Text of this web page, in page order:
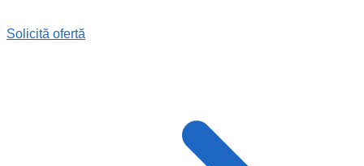
Solicită ofertă